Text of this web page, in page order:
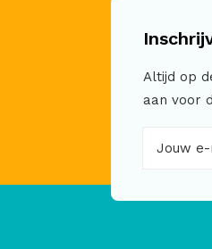
Altijd op
aan voor